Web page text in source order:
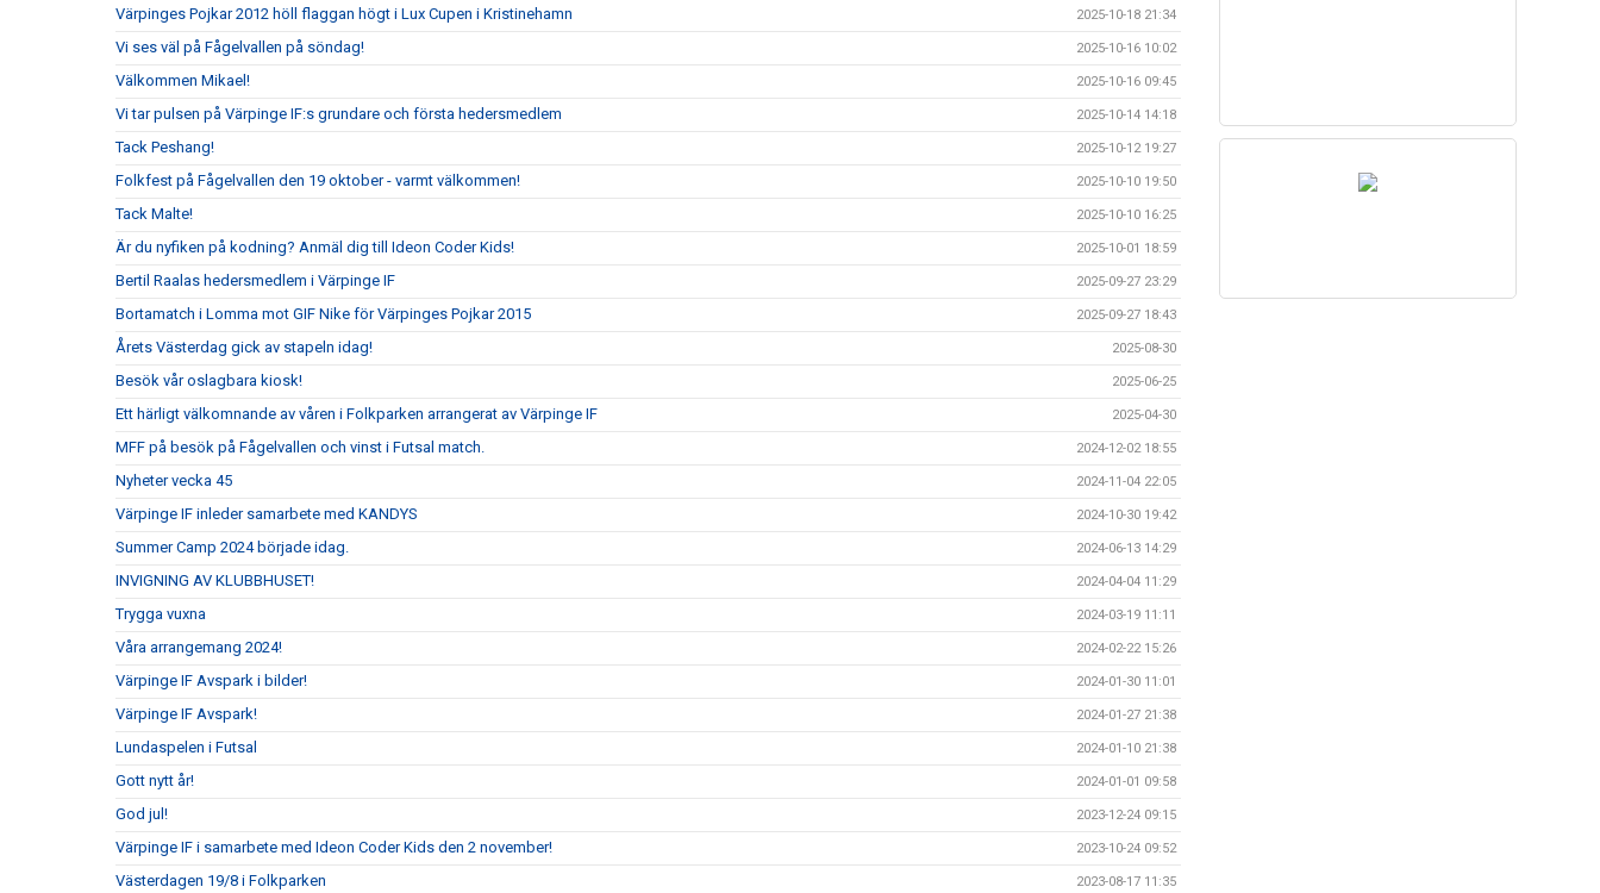
Värpinges Pojkar 2012 höll flaggan högt i Lux Cupen i Kristinehamn 2025-10-18 21:34
Vi ses väl på Fågelvallen på söndag! 2025-10-16 10:02
Välkommen Mikael! 2025-10-16 09:45
Vi tar pulsen på Värpinge IF:s grundare och första hedersmedlem 2025-10-14 14:18
Tack Peshang! 2025-10-12 19:27
Folkfest på Fågelvallen den 19 oktober - varmt välkommen! 2025-10-10 19:50
Tack Malte! 2025-10-10 16:25
Är du nyfiken på kodning? Anmäl dig till Ideon Coder Kids! 2025-10-01 18:59
Bertil Raalas hedersmedlem i Värpinge IF 2025-09-27 23:29
Bortamatch i Lomma mot GIF Nike för Värpinges Pojkar 2015 2025-09-27 18:43
Årets Västerdag gick av stapeln idag! 2025-08-30
Besök vår oslagbara kiosk! 2025-06-25
Ett härligt välkomnande av våren i Folkparken arrangerat av Värpinge IF 2025-04-30
MFF på besök på Fågelvallen och vinst i Futsal match. 2024-12-02 18:55
Nyheter vecka 45 2024-11-04 22:05
Värpinge IF inleder samarbete med KANDYS 2024-10-30 19:42
Summer Camp 2024 började idag. 2024-06-13 14:29
INVIGNING AV KLUBBHUSET! 2024-04-04 11:29
Trygga vuxna 2024-03-19 11:11
Våra arrangemang 2024! 2024-02-22 15:26
Värpinge IF Avspark i bilder! 2024-01-30 11:01
Värpinge IF Avspark! 2024-01-27 21:38
Lundaspelen i Futsal 2024-01-10 21:38
Gott nytt år! 2024-01-01 09:58
God jul! 2023-12-24 09:15
Värpinge IF i samarbete med Ideon Coder Kids den 2 november! 2023-10-24 09:52
Västerdagen 19/8 i Folkparken 2023-08-17 11:35